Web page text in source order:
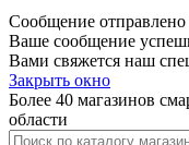
Сообщение отправлено
Ваше сообщение
Вами свяжется наш
Закрыть окно
Более 40 магазинов
области